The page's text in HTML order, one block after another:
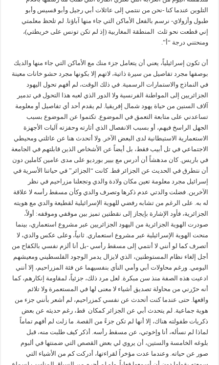
التلوين عندما كنا -نحن من ننتمي إلى عائلات أبي رجيل وأبو قسيس وأبو
طبول وأزولاي- نرسم بالفعل الأماكن التي جاء منها آباؤنا. لم تلحظ معلمتي
إني قطعت نحو ثلث المنطقة المغاربية (إذ لم تكن تونس على خريطتي)،
ومنحتني درجة “أ”.
أن تكون إسرائيلياً، يعني أن يتعامل جزء منك مع الأماكن التي جاء منها والديك
بوصفها مجرد تفاصيل من سيرة ذاتية، لاتهم إلا بكونها مجرد حشو خانات معينة
في النماذج والاستمارات الرسمية. في ذلك الوقت، لم أفهم تحول اليهود
الجزائريين إلى المواطنة الفرنسية ولا الدور الذي لعبه هذا التحول في تدمير
آلاف السنين من حياة يهود شمال إفريقيا. لم يقدم أحد أي تفاصيل أو معلومة
تساعدني على متابعة التعمق في الموضوع. تكتموا عن الموضوع بسبب
الجهل الراسخ فيهم، أو بسبب الانفصال الذي أثارته وحفزته آليات الأجهزة
الاستعمارية الاستيطانية لدى البعض الآخر. ولا أتحدث هنا عن عائلتي ومحيطي
الاجتماعي في تل أبيب فقط، بل أيضاً عن الأشخاص الذين قابلتهم في الجامعة
في باريس. كان مدهشاً أن أدرس مع بيير بورديو على مدى عامين كاملين دون
أن نتطرق في الحديث عن الجزائر قط. كانت “الجزائر” في حياتنا الأسرية في
إسرائيل مجرد معلومة تعين مكان ولادة والدي وتجعلنا مزراحيم في نظر
الآخرين. فضلت والدتي عدم ذكرها وتصرف والدي وكأن مسقط رأسه لا علاقة
له به. على الرغم من تشابه رفضي للهوية الإسرائيلية لقطيعة والدي مع هويته
الجزائرية، فأود الإشارة بإيجاز إلى نقطتين تميز بين موقفي وموقفه: أولاً،
صودرت الهوية الجزائرية من اليهود الجزائريين عبر مشروع استعماري، بينما
منحت الهوية الإسرائيلية عبر مشروع استعماري. ثانياً، وعلى عكس والدي، لا
أتصرف كما لو أنني لا أنتمي إلى مسقط رأسي -بل أنا ألزم نفسي بالكفاح من
أجل إلغاء نظام المستوطنين، الذي لايزال يدمر الوجود الفلسطيني ومعيشهم
اليومي. ورغم محاولات أبي وأمي النأي بنفسيهما عن فئة المزراحيم، إلا أنني
ادعيت هذه الصفة منذ سن مبكرة. لعل مرد ذلك، جزئياً، لمقاومة إنكارهم، كما
أنه حرّرني من محاولة تصديق أشياء لا معنى لها في المستعمرة ولا تلائم
واقعها. حتى عندما كنت أتحدث عن نفسي كمزراحيم، لم أشعر بأنني جزء من
هوية جماعية. لم يتحدث أبي عن الجزائر كمكان قط، رغم حديثه عن بعض
ذكريات طفولته هناك، إلا أنها لم تكن جزءً من القصة. ما زلت لم أفهم تماماً
لماذا لم نسأله، أنا وإخوتي، عن مسقط رأسه. أذكر كيف طلبت منه، قبل
بلوغه الخامسة والستين، أن يروي لي بعض القصص التي ضمنتها في ألبوم
صور عن حياته. وعندما عدت مؤخراً لقراءتها، أدركت كم من الأشياء التي